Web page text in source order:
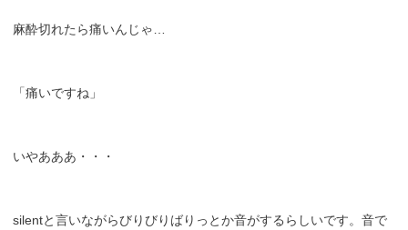
麻酔切れたら痛いんじゃ…
「痛いですね」
いやあああ・・・
silentと言いながらびりびりばりっとか音がするらしいです。音で